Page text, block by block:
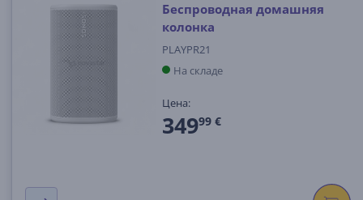
Беспроводная домашняя
колонка
PLAYPR21
На складе
Цена:
34999 €